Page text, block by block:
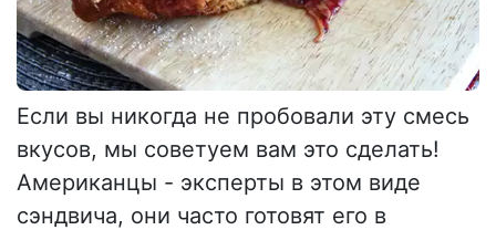
Если вы никогда не пробовали эту смесь
вкусов, мы советуем вам это сделать!
Американцы - эксперты в этом виде
сэндвича, они часто готовят его в